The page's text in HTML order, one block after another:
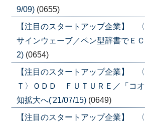
9/09) (0655)
【注目のスタートアップ企業】 〈
サインウェーブ／ペン型辞書でＥ
2) (0654)
【注目のスタートアップ企業】
Ｔ〉ＯＤＤ ＦＵＴＵＲＥ／「コ
知拡大へ('21/07/15) (0649)
【注目のスタートアップ企業】